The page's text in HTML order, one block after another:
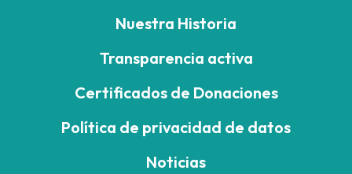
Nuestra Historia
Transparencia activa
Certificados de Donaciones
Política de privacidad de datos
Noticias